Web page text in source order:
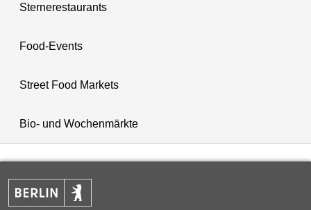
Sternerestaurants
Food-Events
Street Food Markets
Bio- und Wochenmärkte